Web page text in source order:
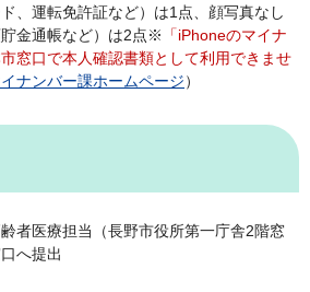
、運転免許証など）は1点、顔写真なし
金通帳など）は2点※
「iPhoneのマイナ
窓口で本人確認書類として利用できませ
ナンバー課ホームページ）
者医療担当（長野市役所第一庁舎2階窓
へ提出